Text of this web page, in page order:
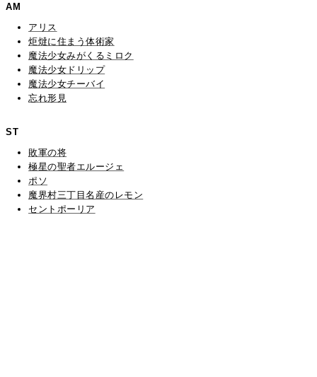
AM
アリス
炬燵に住まう体術家
魔法少女みがくるミロク
魔法少女ドリップ
魔法少女チーバイ
忘れ形見
ST
敗軍の将
極星の聖者エルージェ
ポソ
魔界村三丁目名産のレモン
セントポーリア